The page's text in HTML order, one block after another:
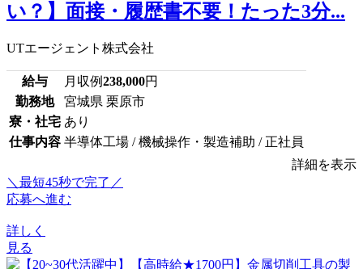
い？】面接・履歴書不要！たった3分...
UTエージェント株式会社
給与 月収例238,000円
勤務地
宮城県 栗原市
寮・社宅 あり
仕事内容 半導体工場 / 機械操作・製造補助 / 正社員
詳細を表示
＼最短45秒で完了／
応募へ進む
詳しく
見る